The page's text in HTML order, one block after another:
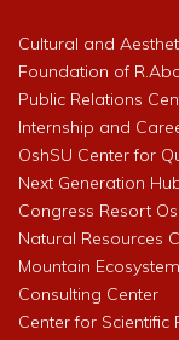
Cultural and
Foundation of
Public Relations
Internship and
OshSU Center for
Next Generation
Congress Resort
Natural Resources
Mountain
Consulting Center
Center for Scientific